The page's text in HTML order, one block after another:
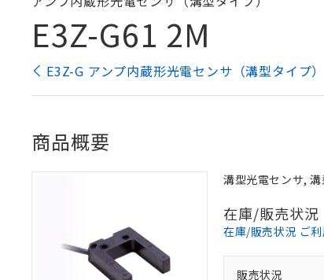
E3Z-G61 2M
E3Z-G アンプ内蔵形光電センサ（溝型タイプ
商品概要
溝型光電センサ,
在庫/販売状況
在庫/販売状況 ご
販売状況